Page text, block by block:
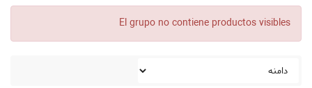
El grupo no contiene productos visibles